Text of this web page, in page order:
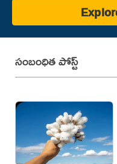
సంబంధిత పోస్ట్